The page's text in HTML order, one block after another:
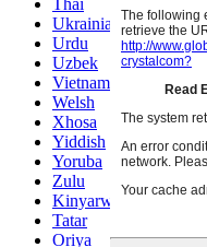
Ukrainian
Urdu
Uzbek
Vietnamese
Welsh
Xhosa
Yiddish
Yoruba
Zulu
Kinyarwanda
Tatar
Oriya